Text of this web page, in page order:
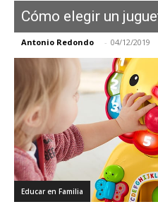
Cómo elegir un
Antonio Redondo - 04/12/2019
Educar en Familia